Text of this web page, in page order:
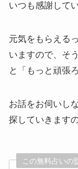
いつも感謝して
元気をもらえる
いますので、そ
と「もっと頑張
お話をお伺いし
探していきます
この無料占いの